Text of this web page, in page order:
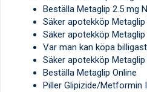
Beställa Metaglip 2.5 mg
Säker apotekköp
Säker apotekköp
Var man kan köpa
Säker apotekköp
Beställa Metaglip Online
Piller Glipizide/Metformin